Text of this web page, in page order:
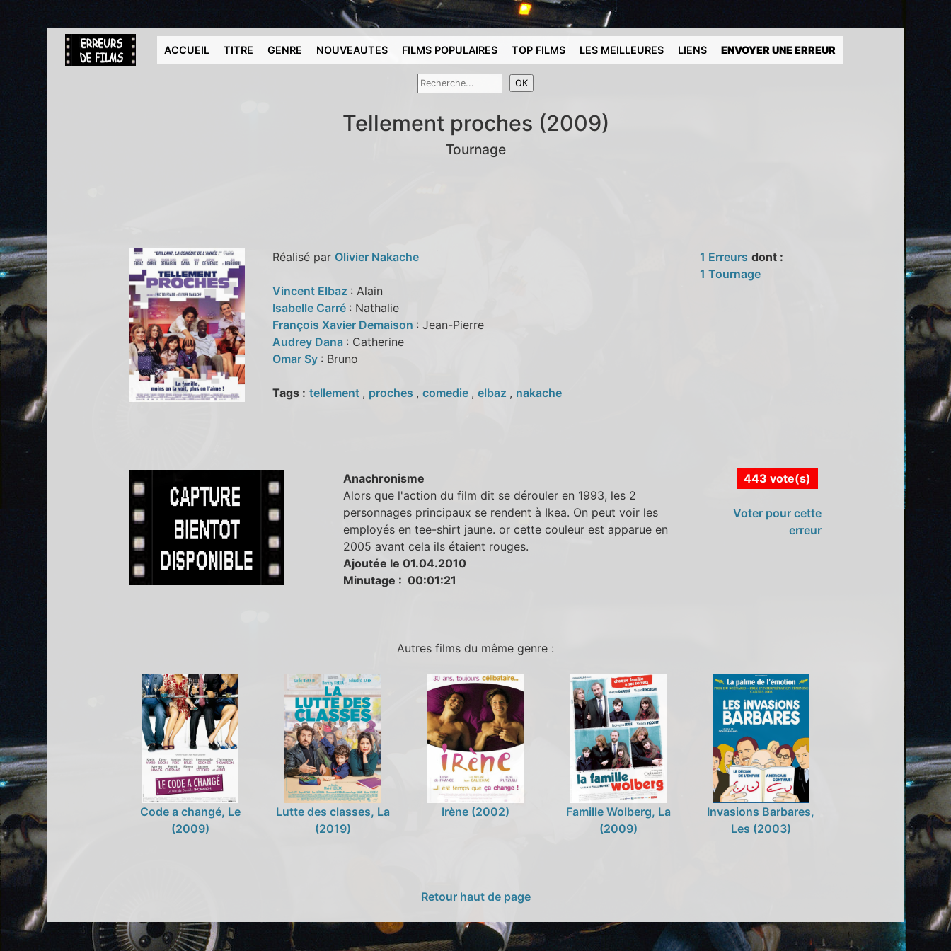
ACCUEIL TITRE GENRE NOUVEAUTES FILMS POPULAIRES TOP FILMS LES MEILLEURES LIENS ENVOYER UNE ERREUR
Tellement proches (2009)
Tournage
Réalisé par Olivier Nakache
Vincent Elbaz : Alain
Isabelle Carré : Nathalie
François Xavier Demaison : Jean-Pierre
Audrey Dana : Catherine
Omar Sy : Bruno
Tags : tellement , proches , comedie , elbaz , nakache
1 Erreurs dont :
1 Tournage
Anachronisme
Alors que l'action du film dit se dérouler en 1993, les 2
personnages principaux se rendent à Ikea. On peut voir les
employés en tee-shirt jaune. or cette couleur est apparue en
2005 avant cela ils étaient rouges.
Ajoutée le 01.04.2010
Minutage : 00:01:21
443 vote(s)
Voter pour cette
erreur
Autres films du même genre :
Code a changé, Le
(2009)
Lutte des classes, La
(2019)
Irène (2002)
Famille Wolberg, La
(2009)
Invasions Barbares,
Les (2003)
Retour haut de page